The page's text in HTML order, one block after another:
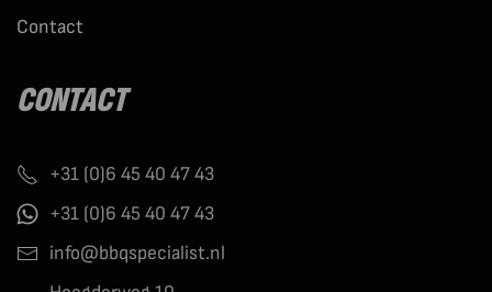
Contact
CONTACT
+31 (0)6 45 40 47 43
+31 (0)6 45 40 47 43
info@bbqspecialist.nl